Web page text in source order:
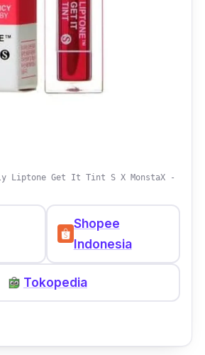
Liptone Get It Tint S X MonstaX -
Shopee
Indonesia
Tokopedia